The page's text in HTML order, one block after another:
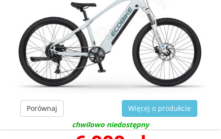
Porównaj
Więcej o produkcie
chwilowo niedostępny